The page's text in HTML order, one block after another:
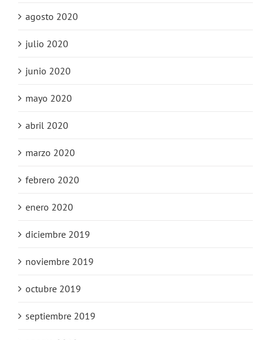
agosto 2020
julio 2020
junio 2020
mayo 2020
abril 2020
marzo 2020
febrero 2020
enero 2020
diciembre 2019
noviembre 2019
octubre 2019
septiembre 2019